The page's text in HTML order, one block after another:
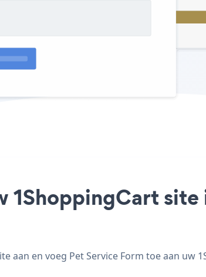
1ShoppingCart site
aan en voeg Pet Service Form toe aan uw